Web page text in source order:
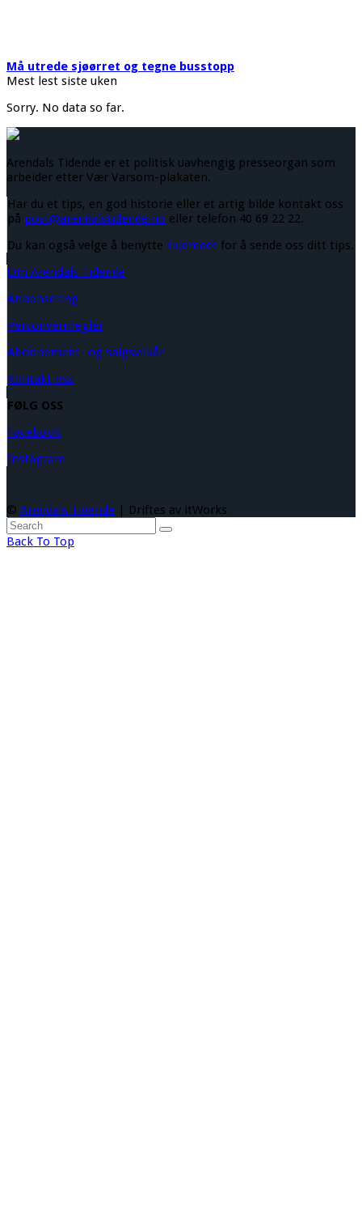
Må utrede sjøørret og tegne busstopp
Mest lest siste uken
Sorry. No data so far.
Arendals Tidende er et politisk uavhengig presseorgan som
arbeider etter Vær Varsom-plakaten.
Har du et tips, en god historie eller et artig bilde kontakt oss
på post@arendalstidende.no eller telefon 40 69 22 22.
Du kan også velge å benytte skjemaet for å sende oss ditt tips.
Om Arendals Tidende
Annonsering
Personvernregler
Abonnement- og salgsvilkår
Kontakt oss
FØLG OSS
Facebook
Instagram
© Arendals Tidende | Driftes av itWorks
Back To Top